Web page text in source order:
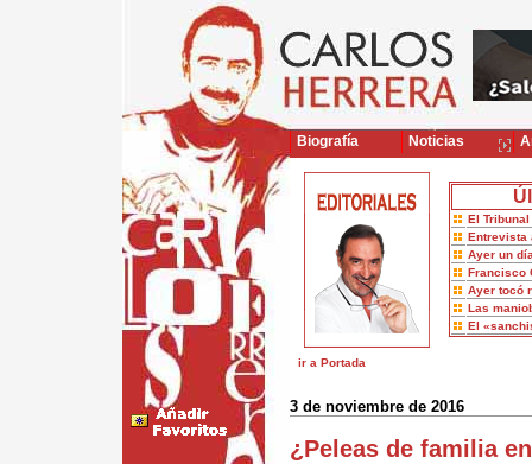
El
Entrevista
Ayer un
Francisco
Ayer tocó
Las
El
ir a Portada
3 de noviembre de 2016
¿Peleas de familia
Biografía Noticias